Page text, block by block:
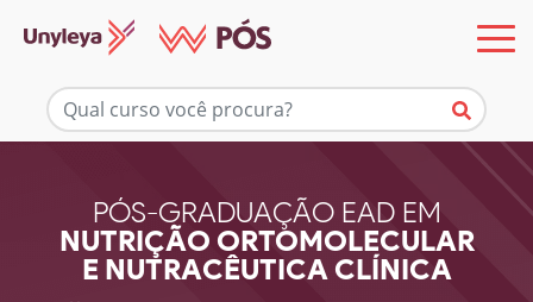
PÓS-GRADUAÇÃO EAD EM
NUTRIÇÃO ORTOMOLECULAR
E NUTRACÊUTICA CLÍNICA
Mais informações